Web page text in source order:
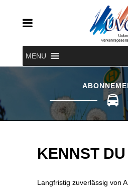
MENU
KENNST
Langfristig zuverlässig von